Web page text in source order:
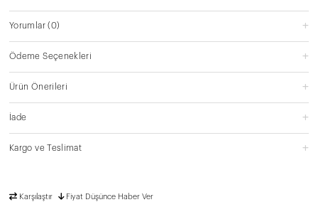
Yorumlar(0)
Ödeme Seçenekleri
Ürün Önerileri
İade
Kargo ve Teslimat
Karşılaştır Fiyat Düşünce Haber Ver